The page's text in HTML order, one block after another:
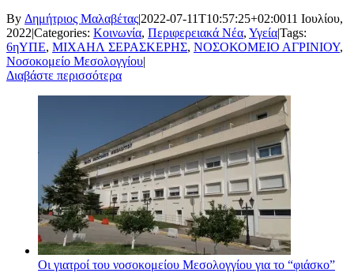
By Δημήτριος Μαλαβέτας|2022-07-11T10:57:25+02:0011 Ιουλίου,
2022|Categories: Κοινωνία, Περιφερειακά Νέα, Υγεία|Tags:
6ηΥΠΕ, ΜΙΧΑΗΛ ΣΕΡΑΣΚΕΡΗΣ, ΝΟΣΟΚΟΜΕΙΟ ΑΓΡΙΝΙΟΥ,
Νοσοκομείο Μεσολογγίου|
Διαβάστε περισσότερα
Οι γιατροί του νοσοκομείου Μεσολογγίου για το “φιάσκο”